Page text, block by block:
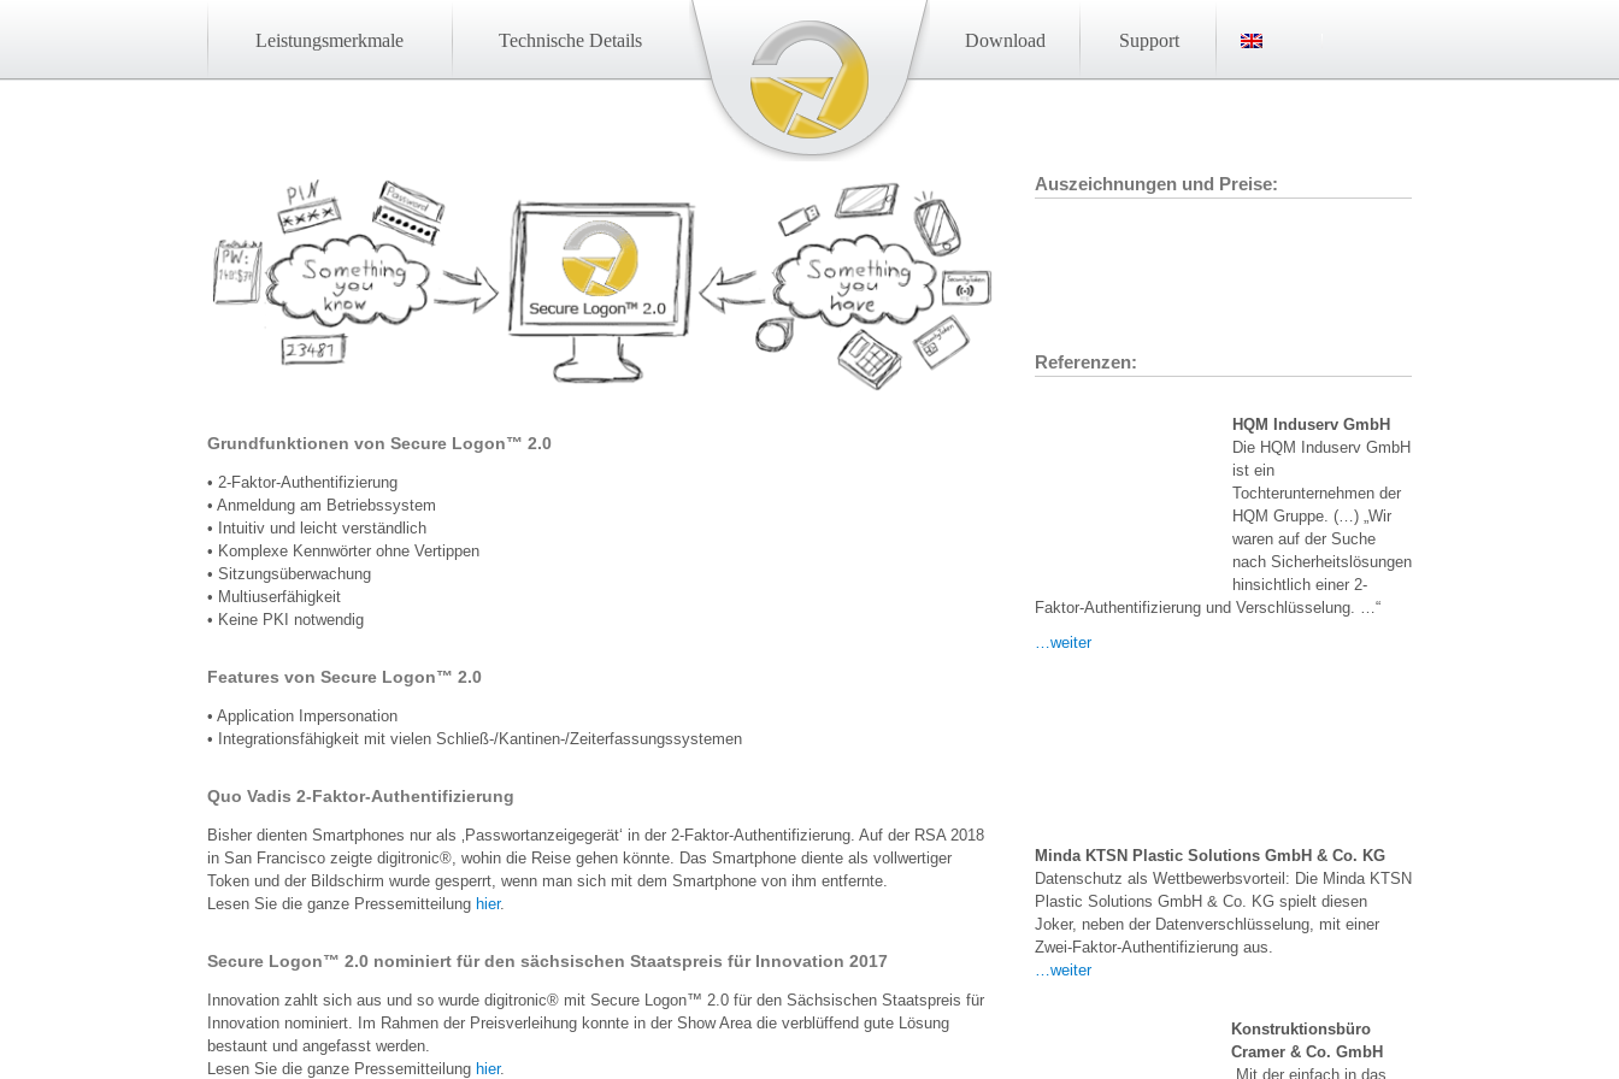
Secure Logon
Leistungsmerkmale Technische Details Download Support
Grundfunktionen von Secure Logon™ 2.0
• 2-Faktor-Authentifizierung
• Anmeldung am Betriebssystem
• Intuitiv und leicht verständlich
• Komplexe Kennwörter ohne Vertippen
• Sitzungsüberwachung
• Multiuserfähigkeit
• Keine PKI notwendig
Features von Secure Logon™ 2.0
• Application Impersonation
• Integrationsfähigkeit mit vielen Schließ-/Kantinen-/Zeiterfassungssystemen
Quo Vadis 2-Faktor-Authentifizierung
Bisher dienten Smartphones nur als ‚Passwortanzeigegerät‘ in der 2-Faktor-Authentifizierung. Auf der RSA 2018
in San Francisco zeigte digitronic®, wohin die Reise gehen könnte. Das Smartphone diente als vollwertiger
Token und der Bildschirm wurde gesperrt, wenn man sich mit dem Smartphone von ihm entfernte.
Lesen Sie die ganze Pressemitteilung hier.
Secure Logon™ 2.0 nominiert für den sächsischen Staatspreis für Innovation 2017
Innovation zahlt sich aus und so wurde digitronic® mit Secure Logon™ 2.0 für den Sächsischen Staatspreis für
Innovation nominiert. Im Rahmen der Preisverleihung konnte in der Show Area die verblüffend gute Lösung
bestaunt und angefasst werden.
Lesen Sie die ganze Pressemitteilung hier.
Auszeichnungen und Preise:
Referenzen:
HQM Induserv GmbH
Die HQM Induserv GmbH
ist ein
Tochterunternehmen der
HQM Gruppe. (…) „Wir
waren auf der Suche
nach Sicherheitslösungen
hinsichtlich einer 2-
Faktor-Authentifizierung und Verschlüsselung. …“
…weiter
Minda KTSN Plastic Solutions GmbH & Co. KG
Datenschutz als Wettbewerbsvorteil: Die Minda KTSN
Plastic Solutions GmbH & Co. KG spielt diesen
Joker, neben der Datenverschlüsselung, mit einer
Zwei-Faktor-Authentifizierung aus.
…weiter
Konstruktionsbüro
Cramer & Co. GmbH
„Mit der einfach in das